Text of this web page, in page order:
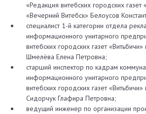
«Редакция витебских городских газет
«Вечерний Витебск» Белоусов
специалист 1-й категории отдела
информационного унитарного
витебских городских газет
Шмелёва Елена Петровна;
старший инспектор по кадрам
информационного унитарного
витебских городских газет
Сидорчук Глафира Петровна;
ведущий инженер по организации